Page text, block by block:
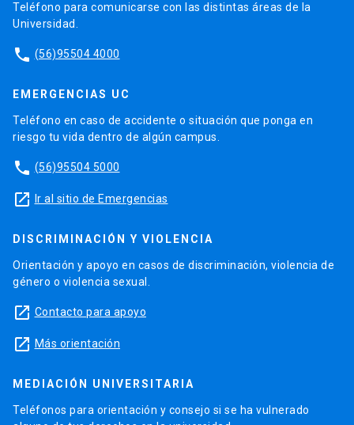
Teléfono para comunicarse con las distintas áreas de la
Universidad.
phone (56)95504 4000
EMERGENCIAS UC
Teléfono en caso de accidente o situación que ponga en
riesgo tu vida dentro de algún campus.
phone (56)95504 5000
launch Ir al sitio de Emergencias
DISCRIMINACIÓN Y VIOLENCIA
Orientación y apoyo en casos de discriminación, violencia de
género o violencia sexual.
launch Contacto para apoyo
launch Más orientación
MEDIACIÓN UNIVERSITARIA
Teléfonos para orientación y consejo si se ha vulnerado